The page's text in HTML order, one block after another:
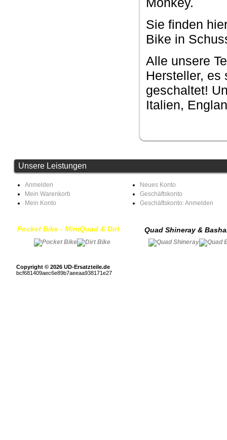
Sie finden
Bike in
Alle unsere
Hersteller, es
geschaltet!
Italien,
Unsere Leistungen
Anmelden
Mein Warenkorb
Mein Konto
Neues Konto
Geschäftskonto
Geschäftskonto: Anmelden
Pocket Bike - MiniQuad & Dirt Quad Shineray &
Copyright © 2026 UD-Ersatzteile.de
bcf681409aec6e89b7aeeaa938171e27